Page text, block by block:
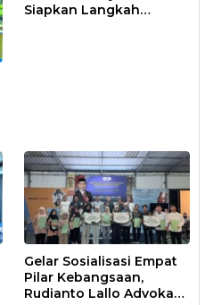
Siapkan Langkah
Gelar Sosialisasi Empat
Pilar Kebangsaan,
Rudianto Lallo Advokasi